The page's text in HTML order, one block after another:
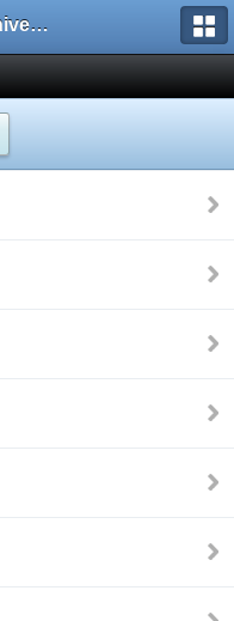
Poésie - Archives de Toute La Poésie - 2005 - 2006